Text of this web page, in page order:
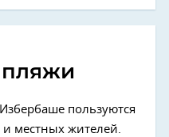
пользуются
и местных жителей.